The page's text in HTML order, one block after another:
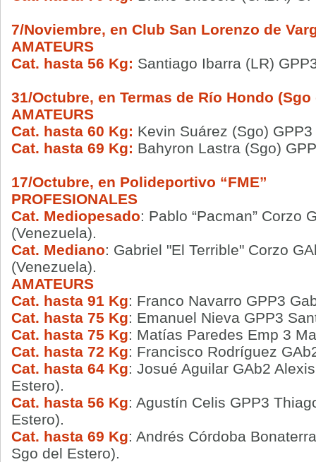
7/Noviembre, en Club San Lorenzo de
AMATEURS
Cat. hasta 56 Kg: Santiago Ibarra (LR)
31/Octubre, en Termas de Río Hondo
AMATEURS
Cat. hasta 60 Kg: Kevin Suárez (Sgo)
Cat. hasta 69 Kg: Bahyron Lastra (Sgo)
17/Octubre, en Polideportivo “FME”
PROFESIONALES
Cat. Mediopesado: Pablo “Pacman” Corzo
(Venezuela).
Cat. Mediano: Gabriel "El Terrible" Corzo
(Venezuela).
AMATEURS
Cat. hasta 91 Kg: Franco Navarro GPP3
Cat. hasta 75 Kg: Emanuel Nieva GPP3
Cat. hasta 75 Kg: Matías Paredes Emp 3
Cat. hasta 72 Kg: Francisco Rodríguez
Cat. hasta 64 Kg: Josué Aguilar GAb2
Estero).
Cat. hasta 56 Kg: Agustín Celis GPP3
Estero).
Cat. hasta 69 Kg: Andrés Córdoba
Sgo del Estero).